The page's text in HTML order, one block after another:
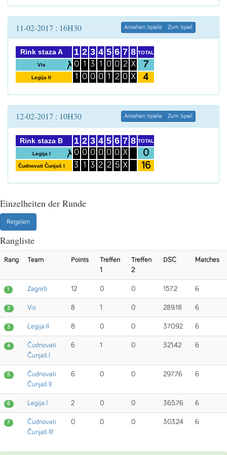
11-02-2017 : 16H30 Ansehen Spiele Zum Spiel
Rink staza A
Vis
Legija II
1
0
1
2
1
0
3
3
0
4
1
0
5
0
1
6
0
2
7
2
0
8
X
X
TOTAL
7
4
12-02-2017 : 10H30 Ansehen Spiele Zum Spiel
Rink staza B
Legija I
Čudnovati Čunjaš I
1
0
3
2
0
1
3
0
3
4
0
2
5
0
2
6
0
5
7
X
X
8 TOTAL
0
16
Einzelheiten der Runde
Regelen
Rangliste
Rang Team Points
Treffen
1
Treffen
2
DSC Matches
1 Zagreb 12 0 0 157.2 6
2 Vis 8 1 0 289.18 6
3 Legija II 8 0 0 370.92 6
4
Čudnovati
Čunjaš I
6 1 0 321.42 6
5
Čudnovati
Čunjaš II
6 0 0 297.76 6
6 Legija I 2 0 0 365.76 6
7
Čudnovati
Čunjaš III
0 0 0 303.24 6